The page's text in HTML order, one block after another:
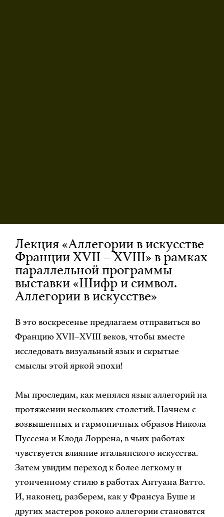
Лекция «Аллегории в искусстве
Франции XVII – XVIII» в рамках
параллельной программы
выставки «Шифр и символ.
Аллегории в искусстве»
️В это воскресенье предлагаем отправиться во
Францию XVII–XVIII веков, чтобы вместе
исследовать визуальный язык и скрытые
смыслы этой яркой эпохи!
Мы проследим, как менялся язык аллегорий на
протяжении нескольких столетий. Начнем с
возвышенных и гармоничных образов Никола
Пуссена и Клода Лоррена, в чьих работах
чувствуется влияние итальянского искусства.
Затем увидим переход к более легкому и
утонченному стилю в работах Антуана Ватто.
И, наконец, разберем, как у Франсуа Буше и
других мастеров рококо аллегории становятся